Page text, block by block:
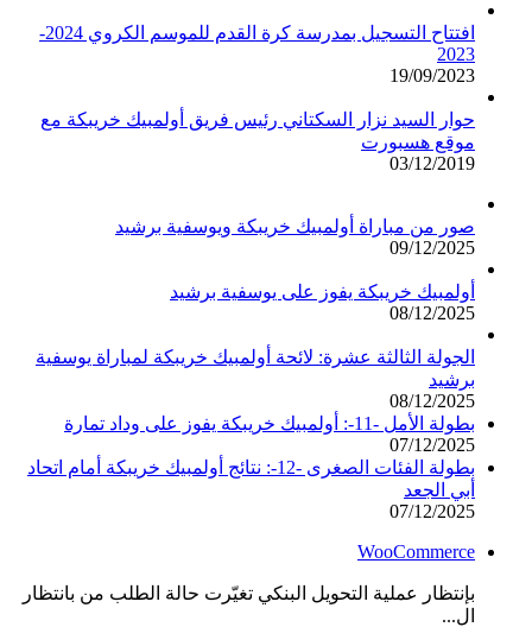
افتتاح التسجيل بمدرسة كرة القدم للموسم الكروي 2024-
2023
19/09/2023
حوار السيد نزار السكتاني رئيس فريق أولمبيك خريبكة مع
موقع هسبورت
03/12/2019
صور من مباراة أولمبيك خريبكة ويوسفية برشيد
09/12/2025
أولمبيك خريبكة يفوز على يوسفية برشيد
08/12/2025
الجولة الثالثة عشرة: لائحة أولمبيك خريبكة لمباراة يوسفية
برشيد
08/12/2025
بطولة الأمل -11-: أولمبيك خريبكة يفوز على وداد تمارة
07/12/2025
بطولة الفئات الصغرى -12-: نتائج أولمبيك خريبكة أمام اتحاد
أبي الجعد
07/12/2025
WooCommerce
بإنتظار عملية التحويل البنكي تغيّرت حالة الطلب من بانتظار
ال...